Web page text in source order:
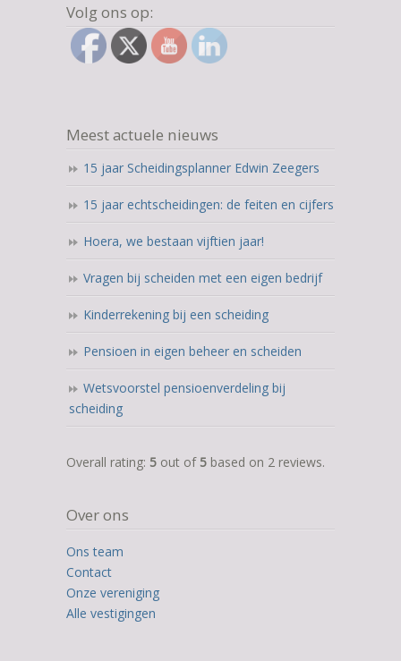
Volg ons op:
Meest actuele nieuws
15 jaar Scheidingsplanner Edwin Zeegers
15 jaar echtscheidingen: de feiten en cijfers
Hoera, we bestaan vijftien jaar!
Vragen bij scheiden met een eigen bedrijf
Kinderrekening bij een scheiding
Pensioen in eigen beheer en scheiden
Wetsvoorstel pensioenverdeling bij
scheiding
5,0
on
12.345
ratings
Overall rating: 5 out of 5 based on 2 reviews.
Over ons
Ons team
Contact
Onze vereniging
Alle vestigingen